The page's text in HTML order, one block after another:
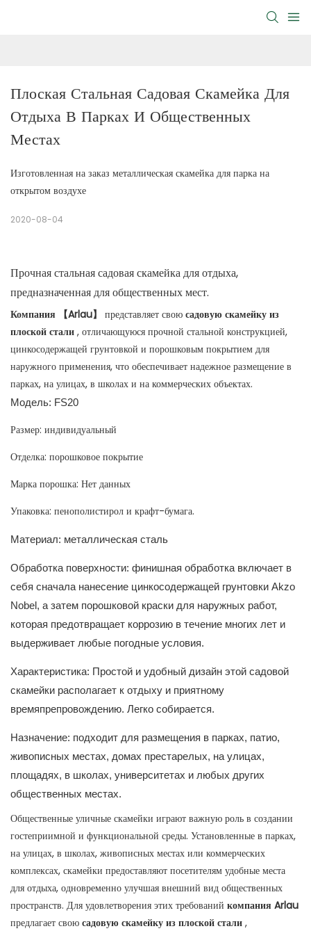
Плоская Стальная Садовая Скамейка Для
Отдыха В Парках И Общественных
Местах
Изготовленная на заказ металлическая скамейка для парка на
открытом воздухе
2020-08-04
Прочная стальная садовая скамейка для отдыха,
предназначенная для общественных мест.
Компания 【Arlau】 представляет свою садовую скамейку из
плоской стали , отличающуюся прочной стальной конструкцией,
цинкосодержащей грунтовкой и порошковым покрытием для
наружного применения, что обеспечивает надежное размещение в
парках, на улицах, в школах и на коммерческих объектах.
Модель: FS20
Размер: индивидуальный
Отделка: порошковое покрытие
Марка порошка: Нет данных
Упаковка: пенополистирол и крафт-бумага.
Материал: металлическая сталь
Обработка поверхности: финишная обработка включает в
себя сначала нанесение цинкосодержащей грунтовки Akzo
Nobel, а затем порошковой краски для наружных работ,
которая предотвращает коррозию в течение многих лет и
выдерживает любые погодные условия.
Характеристика: Простой и удобный дизайн этой садовой
скамейки располагает к отдыху и приятному
времяпрепровождению. Легко собирается.
Назначение: подходит для размещения в парках, патио,
живописных местах, домах престарелых, на улицах,
площадях, в школах, университетах и ​​любых других
общественных местах.
Общественные уличные скамейки играют важную роль в создании
гостеприимной и функциональной среды. Установленные в парках,
на улицах, в школах, живописных местах или коммерческих
комплексах, скамейки предоставляют посетителям удобные места
для отдыха, одновременно улучшая внешний вид общественных
пространств. Для удовлетворения этих требований компания Arlau
предлагает свою садовую скамейку из плоской стали ,